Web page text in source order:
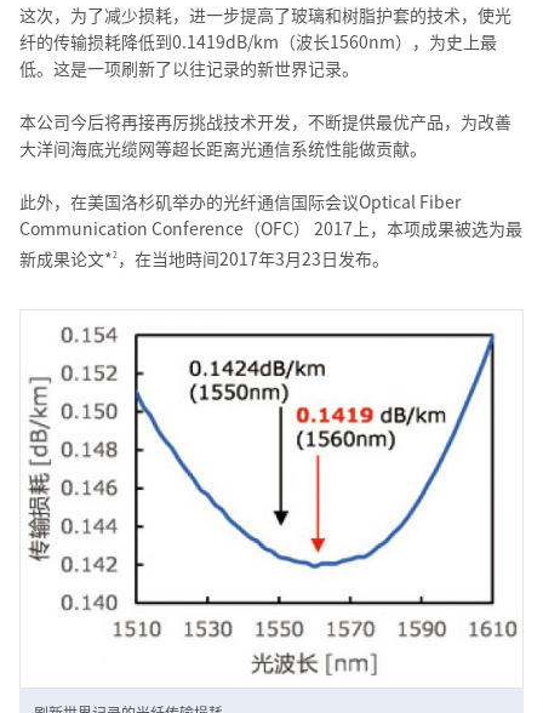
这次，为了减少损耗，进一步提高了玻璃和树脂护套的技术，使光
纤的传输损耗降低到0.1419dB/km（波长1560nm），为史上最
低。这是一项刷新了以往记录的新世界记录。
本公司今后将再接再厉挑战技术开发，不断提供最优产品，为改善
大洋间海底光缆网等超长距离光通信系统性能做贡献。
此外，在美国洛杉矶举办的光纤通信国际会议Optical Fiber
Communication Conference（OFC） 2017上，本项成果被选为最
新成果论文*2 ，在当地時间2017年3月23日发布。